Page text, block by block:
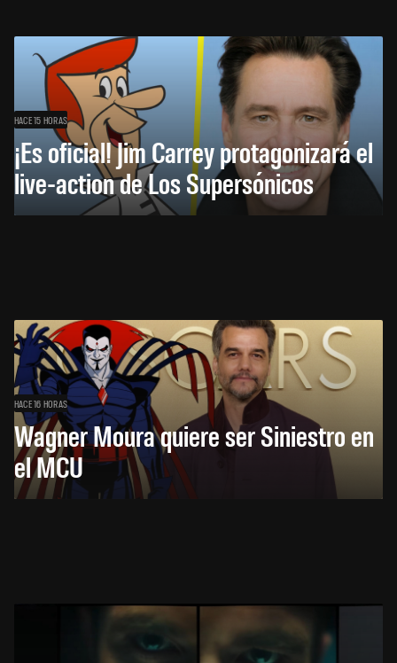
HACE 15 HORAS
¡Es oficial! Jim Carrey protagonizará el
live-action de Los Supersónicos
HACE 16 HORAS
Wagner Moura quiere ser Siniestro en
el MCU